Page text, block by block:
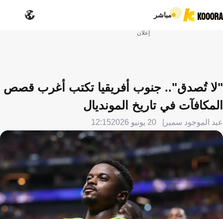
مباشر
إعلان
"لا تُصدق".. جنوب أفريقيا تكتب أغرب قصص
المكافآت في تاريخ المونديال
عبد الموجود سمير 20 يونيو 2026 12:15